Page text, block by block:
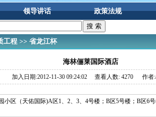
领导讲话 政策法规
工程>> 省龙江杯
海林俪莱国际酒店
加入日期:2012-11-30 09:24:02 查看人数: 4270 作者
小区（天佑国际)A区1、2、3、4号楼；B区5号楼；B区6